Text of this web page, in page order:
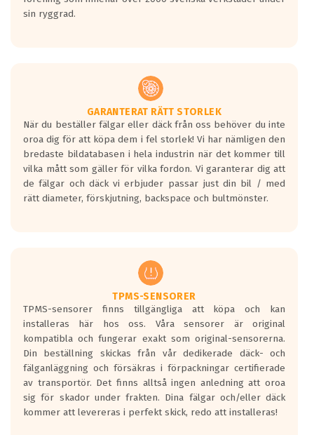
sin ryggrad.
GARANTERAT RÄTT STORLEK
När du beställer fälgar eller däck från oss behöver du inte
oroa dig för att köpa dem i fel storlek! Vi har nämligen den
bredaste bildatabasen i hela industrin när det kommer till
vilka mått som gäller för vilka fordon. Vi garanterar dig att
de fälgar och däck vi erbjuder passar just din bil / med
rätt diameter, förskjutning, backspace och bultmönster.
TPMS-SENSORER
TPMS-sensorer finns tillgängliga att köpa och kan
installeras här hos oss. Våra sensorer är original
kompatibla och fungerar exakt som original-sensorerna.
Din beställning skickas från vår dedikerade däck- och
fälganläggning och försäkras i förpackningar certifierade
av transportör. Det finns alltså ingen anledning att oroa
sig för skador under frakten. Dina fälgar och/eller däck
kommer att levereras i perfekt skick, redo att installeras!